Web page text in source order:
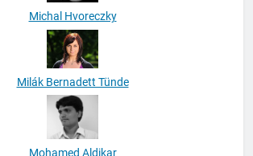
Michal Hvoreczky
Milák Bernadett Tünde
Mohamed Aldikar